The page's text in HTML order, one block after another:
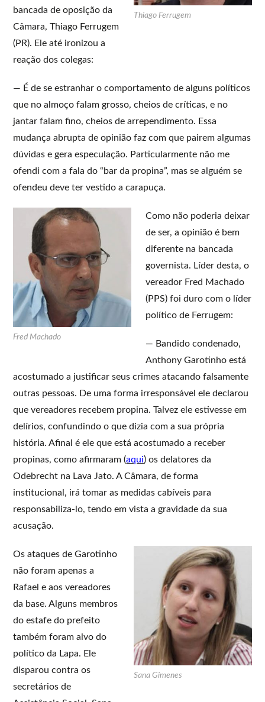
Thiago Ferrugem
bancada de oposição da
Câmara, Thiago Ferrugem
(PR). Ele até ironizou a
reação dos colegas:
— É de se estranhar o comportamento de alguns políticos
que no almoço falam grosso, cheios de críticas, e no
jantar falam fino, cheios de arrependimento. Essa
mudança abrupta de opinião faz com que pairem algumas
dúvidas e gera especulação. Particularmente não me
ofendi com a fala do “bar da propina”, mas se alguém se
ofendeu deve ter vestido a carapuça.
Fred Machado
Como não poderia deixar
de ser, a opinião é bem
diferente na bancada
governista. Líder desta, o
vereador Fred Machado
(PPS) foi duro com o líder
político de Ferrugem:
— Bandido condenado,
Anthony Garotinho está
acostumado a justificar seus crimes atacando falsamente
outras pessoas. De uma forma irresponsável ele declarou
que vereadores recebem propina. Talvez ele estivesse em
delírios, confundindo o que dizia com a sua própria
história. Afinal é ele que está acostumado a receber
propinas, como afirmaram (aqui) os delatores da
Odebrecht na Lava Jato. A Câmara, de forma
institucional, irá tomar as medidas cabíveis para
responsabiliza-lo, tendo em vista a gravidade da sua
acusação.
Sana Gimenes
Os ataques de Garotinho
não foram apenas a
Rafael e aos vereadores
da base. Alguns membros
do estafe do prefeito
também foram alvo do
político da Lapa. Ele
disparou contra os
secretários de